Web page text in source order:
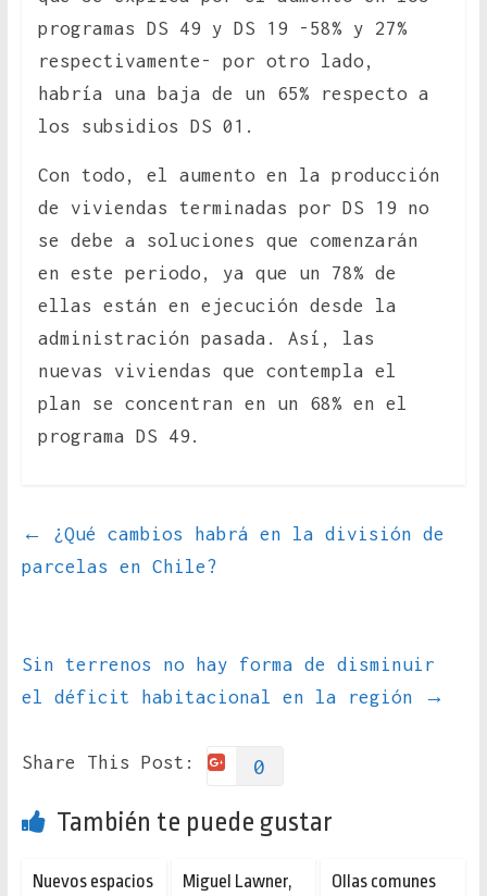
programas DS 49 y DS 19 -58% y 27%
respectivamente- por otro lado,
habría una baja de un 65% respecto a
los subsidios DS 01.
Con todo, el aumento en la producción
de viviendas terminadas por DS 19 no
se debe a soluciones que comenzarán
en este periodo, ya que un 78% de
ellas están en ejecución desde la
administración pasada. Así, las
nuevas viviendas que contempla el
plan se concentran en un 68% en el
programa DS 49.
←
¿Qué cambios habrá en la división de
parcelas en Chile?
Sin terrenos no hay forma de disminuir
el déficit habitacional en la región
→
Share This Post: 0
También te puede gustar
Nuevos espacios
Miguel Lawner,
Ollas comunes